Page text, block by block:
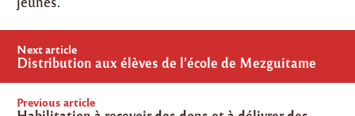
Post
navigation
Previous article
Next article
Distribution aux élèves de l’école de Mezguitame